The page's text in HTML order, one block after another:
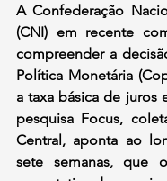
A Confederação
(CNI) em recente
compreender a
Política Monetária
a taxa básica de juros
pesquisa Focus,
Central, aponta ao
sete semanas, que